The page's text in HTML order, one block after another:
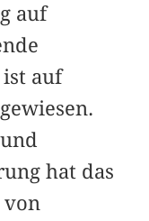
auf
auf
hat das